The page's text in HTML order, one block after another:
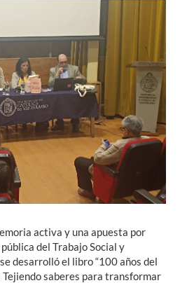
activa y una apuesta por
del Trabajo Social y
desarrolló el libro “100 años del
Tejiendo saberes para transformar